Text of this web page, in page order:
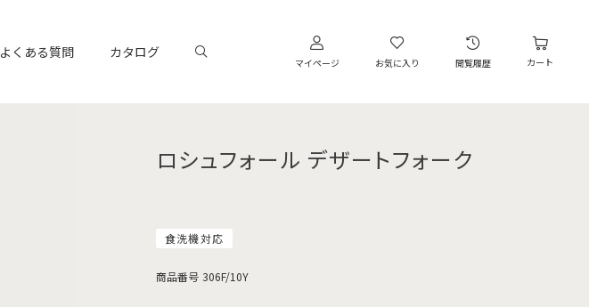
よくある質問 カタログ
マイページ お気に入り 閲覧履歴 カート
ロシュフォール デザートフォーク
食洗機対応
商品番号 306F/10Y